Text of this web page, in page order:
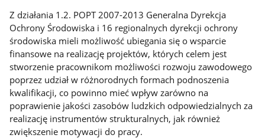
Z działania 1.2. POPT 2007-2013 Generalna Dyrekcja
Ochrony Środowiska i 16 regionalnych dyrekcji ochrony
środowiska mieli możliwość ubiegania się o wsparcie
finansowe na realizację projektów, których celem jest
stworzenie pracownikom możliwości rozwoju zawodowego
poprzez udział w różnorodnych formach podnoszenia
kwalifikacji, co powinno mieć wpływ zarówno na
poprawienie jakości zasobów ludzkich odpowiedzialnych za
realizację instrumentów strukturalnych, jak również
zwiększenie motywacji do pracy.